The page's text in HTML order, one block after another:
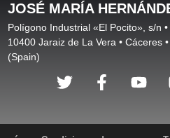
JOSÉ MARÍA
Polígono Industrial «El Pocito», s/n
10400 Jaraiz de La Vera • Cáceres
(Spain)